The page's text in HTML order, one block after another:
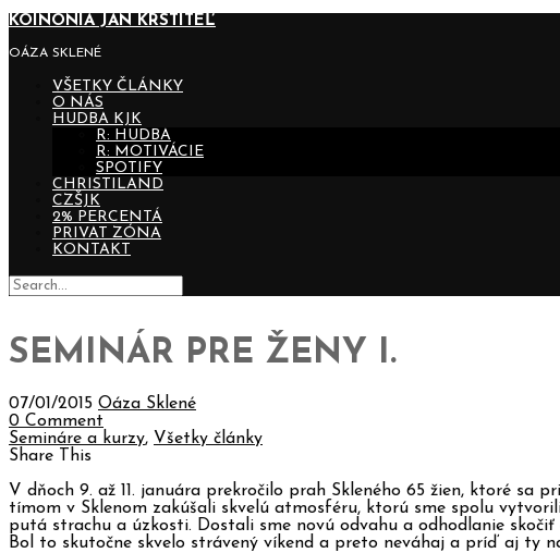
KOINONIA JÁN KRSTITEĽ
OÁZA SKLENÉ
VŠETKY ČLÁNKY
O NÁS
HUDBA KJK
R: HUDBA
R: MOTIVÁCIE
SPOTIFY
CHRISTILAND
CZŠJK
2% PERCENTÁ
PRIVAT ZÓNA
KONTAKT
SEMINÁR PRE ŽENY I.
07/01/2015 Oáza Sklené
0 Comment
Semináre a kurzy, Všetky články
Share This
V dňoch 9. až 11. januára prekročilo prah Skleného 65 žien, ktoré
tímom v Sklenom zakúšali skvelú atmosféru, ktorú sme spolu
putá strachu a úzkosti. Dostali sme novú odvahu a odhodlanie skočiť
Bol to skutočne skvelo strávený víkend a preto neváhaj a príď aj ty